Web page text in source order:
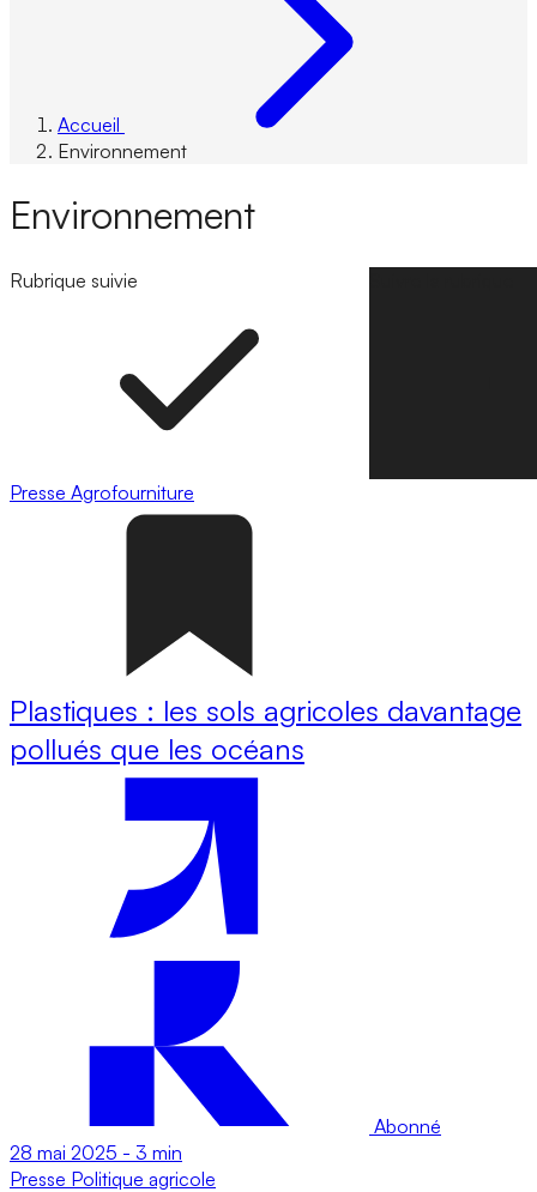
Accueil
Environnement
Environnement
Rubrique suivie
Presse Agrofourniture
Plastiques : les sols agricoles davantage
pollués que les océans
Abonné
28 mai 2025 - 3 min
Presse Politique agricole